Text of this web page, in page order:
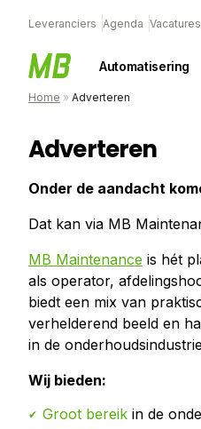
Leveranciers Agenda Vacatures
Automatisering
Home » Adverteren
Adverteren
Onder de aandacht
Dat kan via MB
MB Maintenance is hét
als operator,
biedt een mix van
verhelderend beeld en
in de
Wij bieden:
Groot bereik in de